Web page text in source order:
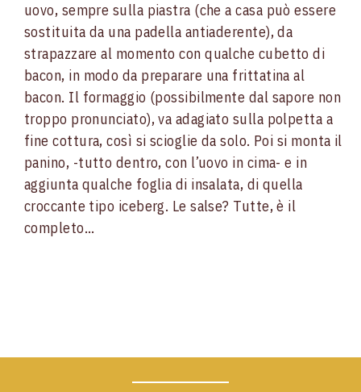
uovo, sempre sulla piastra (che a casa può essere
sostituita da una padella antiaderente), da
strapazzare al momento con qualche cubetto di
bacon, in modo da preparare una frittatina al
bacon. Il formaggio (possibilmente dal sapore non
troppo pronunciato), va adagiato sulla polpetta a
fine cottura, così si scioglie da solo. Poi si monta il
panino, -tutto dentro, con l’uovo in cima- e in
aggiunta qualche foglia di insalata, di quella
croccante tipo iceberg. Le salse? Tutte, è il
completo…